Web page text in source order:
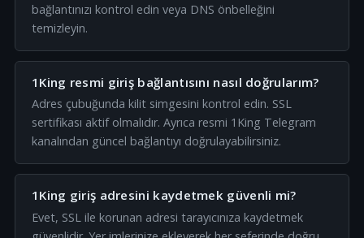
bağlantınızı kontrol edin veya DNS önbelleğini
temizleyin.
1King resmi giriş bağlantısını nasıl doğrularım?
Adres çubuğunda kilit simgesini kontrol edin. SSL
sertifikası aktif olmalıdır. Ayrıca resmi 1King Telegram
kanalından güncel bağlantıyı doğrulayabilirsiniz.
1King giriş adresini kaydetmek güvenli mi?
Evet, SSL ile korunan adresi tarayıcınıza kaydetmek